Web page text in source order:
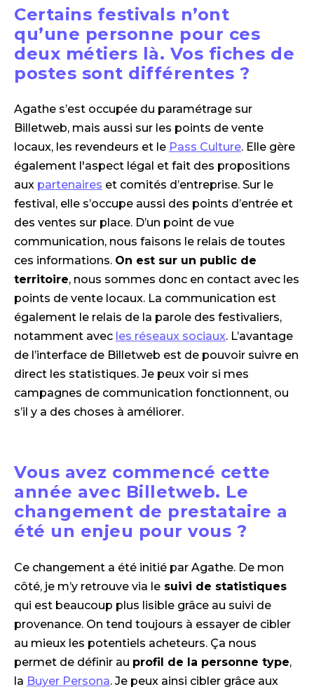
Certains festivals n’ont
qu’une personne pour ces
deux métiers là. Vos fiches de
postes sont différentes ?
Agathe s’est occupée du paramétrage sur
Billetweb, mais aussi sur les points de vente
locaux, les revendeurs et le Pass Culture. Elle gère
également l'aspect légal et fait des propositions
aux partenaires et comités d’entreprise. Sur le
festival, elle s’occupe aussi des points d’entrée et
des ventes sur place. D’un point de vue
communication, nous faisons le relais de toutes
ces informations. On est sur un public de
territoire, nous sommes donc en contact avec les
points de vente locaux. La communication est
également le relais de la parole des festivaliers,
notamment avec les réseaux sociaux. L’avantage
de l’interface de Billetweb est de pouvoir suivre en
direct les statistiques. Je peux voir si mes
campagnes de communication fonctionnent, ou
s’il y a des choses à améliorer.
Vous avez commencé cette
année avec Billetweb. Le
changement de prestataire a
été un enjeu pour vous ?
Ce changement a été initié par Agathe. De mon
côté, je m’y retrouve via le suivi de statistiques
qui est beaucoup plus lisible grâce au suivi de
provenance. On tend toujours à essayer de cibler
au mieux les potentiels acheteurs. Ça nous
permet de définir au profil de la personne type,
la Buyer Persona. Je peux ainsi cibler grâce aux